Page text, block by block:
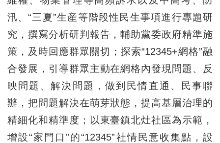
汛、“三夏”生産等階段性民生事項進行專題研
究，撰寫分析研判報告，輔助黨委政府精準施
策，及時回應群眾關切；探索“12345+網格”融
合發展，引導群眾主動在網格內發現問題、反
映問題、解決問題，做到民情直通、民事聯
辦，把問題解決在萌芽狀態，提高基層治理的
精細化和精準度；以東臺鎮北灶社區為示範，
增設“家門口”的“12345”社情民意收集點，設